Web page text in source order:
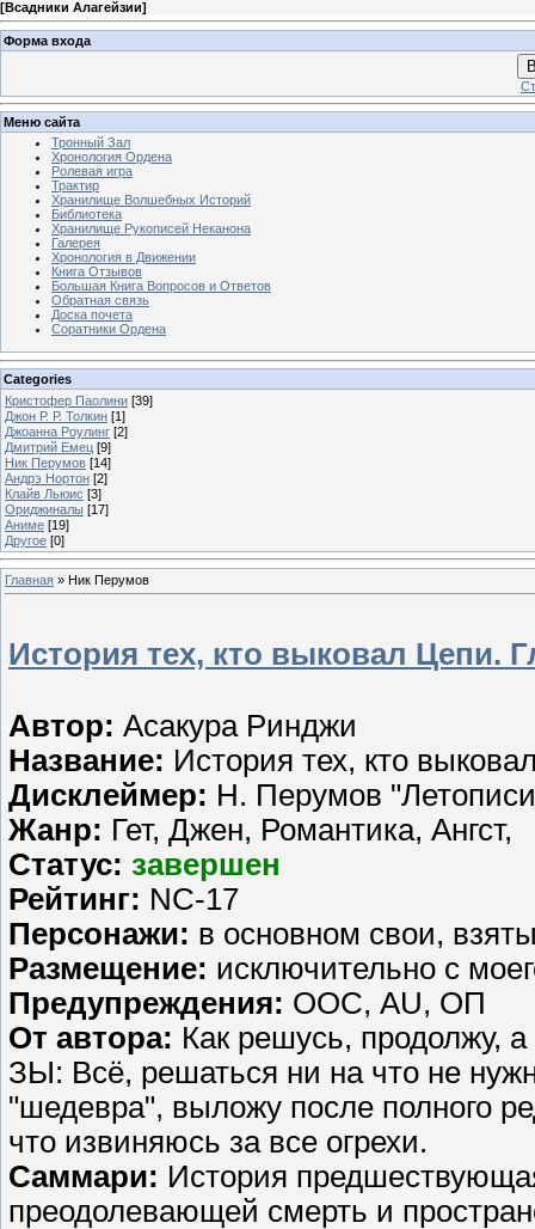
[Всадники Алагейзии]
Форма входа
Меню сайта
Тронный Зал
Хронология Ордена
Ролевая игра
Трактир
Хранилище Волшебных Историй
Библиотека
Хранилище Рукописей Неканона
Галерея
Хронология в Движении
Книга Отзывов
Большая Книга Вопросов и Ответов
Обратная связь
Доска почета
Соратники Ордена
Categories
Кристофер Паолини [39]
Джон Р. Р. Толкин [1]
Джоанна Роулинг [2]
Дмитрий Емец [9]
Ник Перумов [14]
Андрэ Нортон [2]
Клайв Льюис [3]
Ориджиналы [17]
Аниме [19]
Другое [0]
Главная » Ник Перумов
История тех, кто выковал Цепи.
Автор: Асакура Ринджи
Название: История тех, кто
Дисклеймер: Н. Перумов
Жанр: Гет, Джен, Романтика, Ангст,
Статус: завершен
Рейтинг: NC-17
Персонажи: в основном свои,
Размещение: исключительно с
Предупреждения: ООС, AU, ОП
От автора: Как решусь, продолжу,
ЗЫ: Всё, решаться ни на что не
"шедевра", выложу после полного
что извиняюсь за все огрехи.
Саммари: История
преодолевающей смерть и